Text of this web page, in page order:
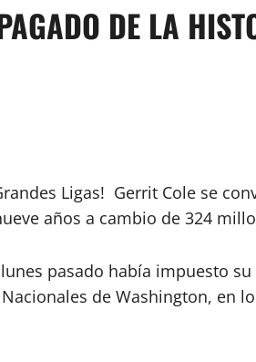
DE LA
Ligas! Gerrit Cole se
años a cambio de 324
pasado había impuesto
de Washington, en